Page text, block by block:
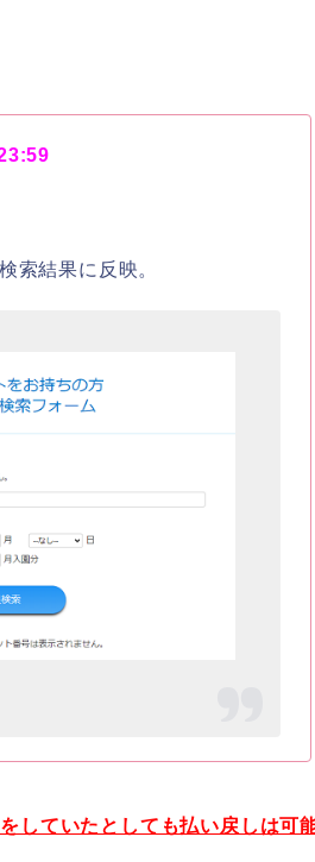
索結果に反映。
していたとしても払い戻しは可